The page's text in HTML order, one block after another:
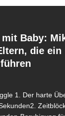
Baby:
die ein
1. Der harte